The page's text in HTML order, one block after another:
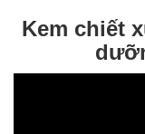
Kem chiết